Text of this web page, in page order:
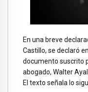
En una breve
Castillo, se declaró
documento suscrito
abogado, Walter
El texto señala lo